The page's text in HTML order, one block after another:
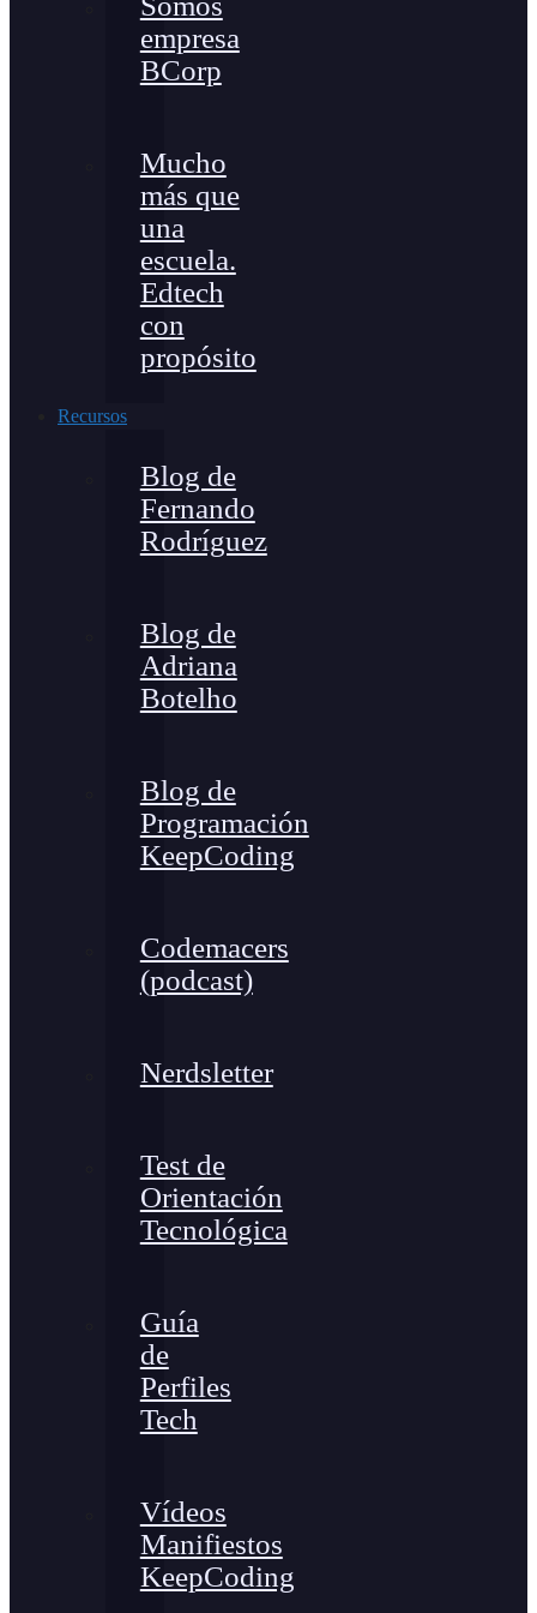
empresa
BCorp
Mucho
más que
una
escuela.
Edtech
con
propósito
Recursos
Blog de
Fernando
Rodríguez
Blog de
Adriana
Botelho
Blog de
Programación
KeepCoding
Codemacers
(podcast)
Nerdsletter
Test de
Orientación
Tecnológica
Guía
de
Perfiles
Tech
Vídeos
Manifiestos
KeepCoding